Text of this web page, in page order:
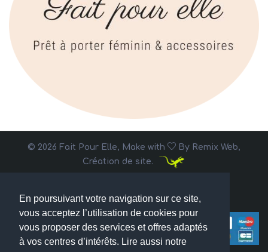
En poursuivant votre navigation sur ce site,
vous acceptez l’utilisation de cookies pour
vous proposer des services et offres adaptés
à vos centres d’intérêts. Lire aussi notre
© 2026 Fait Pour Elle, Make with By Remix Web,
Création de site.